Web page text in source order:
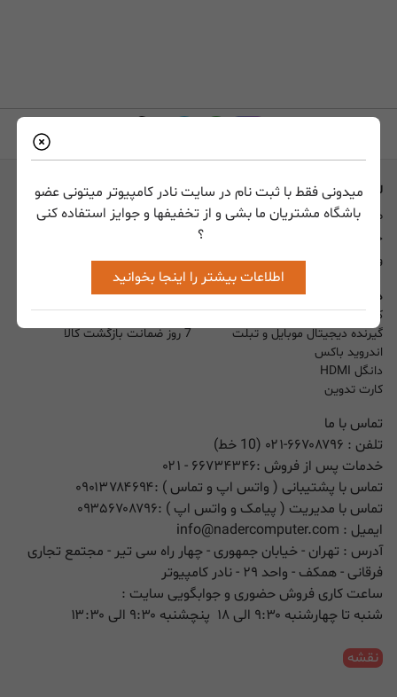
میدونی فقط با ثبت نام در سایت نادر کامپیوتر میتونی عضو
باشگاه مشتریان ما بشی و از تخفیفها و جوایز استفاده کنی
؟
اطلاعات بیشتر را اینجا بخوانید
لیست صفحات
صفحه اصلی
حساب کاربری
ورود
راهنما
راهنمای نصب محصولات
نحوه سفارش کالا
دسترسی سریع
کارت کپچر
گیرنده دیجیتال موبایل و تبلت
اندروید باکس
دانگل HDMI
کارت تدوین
خدمات مشتریان
شرایط حمل و تحویل کالا
7 روز ضمانت بازگشت کالا
تماس با ما
تلفن : ۰۲۱-۶۶۷۰۸۷۹۶ (10 خط)
خدمات پس از فروش :۶۶۷۳۴۳۴۶ - ۰۲۱
تماس با پشتیبانی ( واتس اپ و تماس ) :۰۹۰۱۳۷۸۴۶۹۴
تماس با مدیریت ( پیامک و واتس اپ ) :۰۹۳۵۶۷۰۸۷۹۶
ایمیل : info@nadercomputer.com
آدرس : تهران - خیابان جمهوری - چهار راه سی تیر - مجتمع تجاری
فرقانی - همکف - واحد ۲۹ - نادر کامپیوتر
ساعت کاری فروش حضوری و جوابگویی سایت :
شنبه تا چهارشنبه ۹:۳۰ الی ۱۸ پنچشنبه ۹:۳۰ الی ۱۳:۳۰
نقشه